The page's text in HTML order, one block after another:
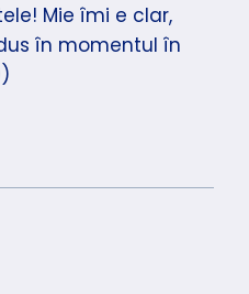
Mie îmi e clar,
în momentul în